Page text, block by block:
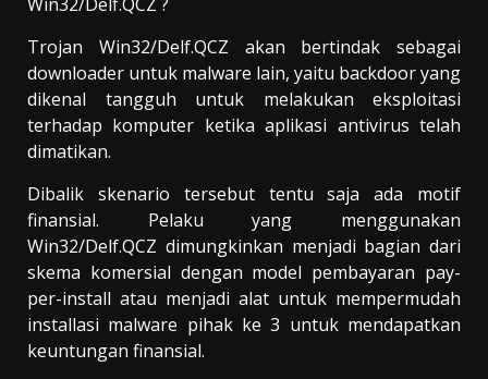
Trojan Win32/Delf.QCZ akan bertindak sebagai
downloader untuk malware lain, yaitu backdoor yang
dikenal tangguh untuk melakukan eksploitasi
terhadap komputer ketika aplikasi antivirus telah
dimatikan.
Dibalik skenario tersebut tentu saja ada motif
finansial. Pelaku yang menggunakan
Win32/Delf.QCZ dimungkinkan menjadi bagian dari
skema komersial dengan model pembayaran pay-
per-install atau menjadi alat untuk mempermudah
installasi malware pihak ke 3 untuk mendapatkan
keuntungan finansial.